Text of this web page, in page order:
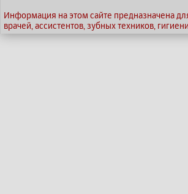
Информация на этом сайте предназначена
врачей, ассистентов, зубных техников,